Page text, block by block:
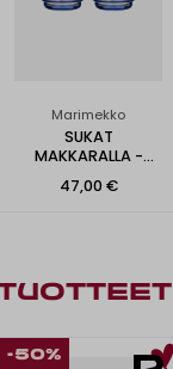
Marimekko
SUKAT
MAKKARALLA -
47,00 €
-50%